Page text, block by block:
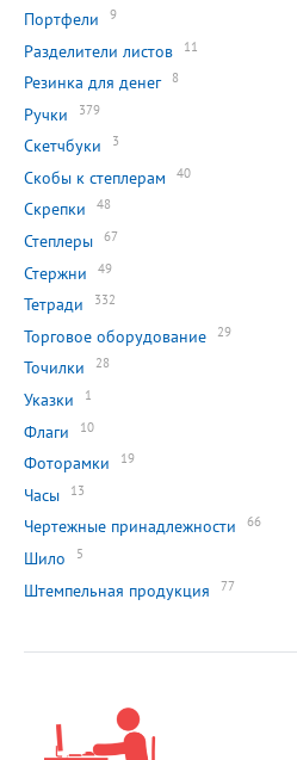
Портфели 9
Разделители листов 11
Резинка для денег 8
Ручки 379
Скетчбуки 3
Скобы к степлерам 40
Скрепки 48
Степлеры 67
Стержни 49
Тетради 332
Торговое оборудование 29
Точилки 28
Указки 1
Флаги 10
Фоторамки 19
Часы 13
Чертежные принадлежности 66
Шило 5
Штемпельная продукция 77